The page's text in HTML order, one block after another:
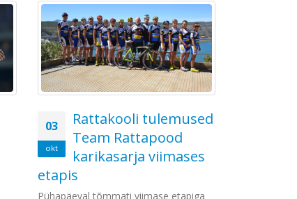
03
okt
Rattakooli tulemused
Team Rattapood
karikasarja viimases
etapis
Pühapäeval tõmmati viimase etapiga